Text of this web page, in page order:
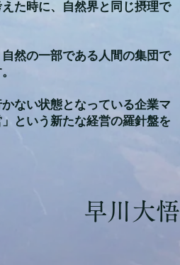
た時に、自然界と同じ摂理で
然の一部である人間の集団で
ない状態となっている企業マ
という新たな経営の羅針盤を
​早川大悟